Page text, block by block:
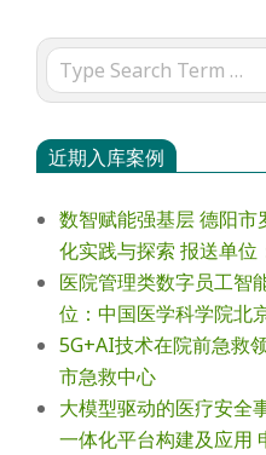
Search
近期入库案例
数智赋能强基层 德阳
化实践与探索 报送单
医院管理类数字员工智
位：中国医学科学院北
5G+AI技术在院前急救
市急救中心
大模型驱动的医疗安全
一体化平台构建及应用